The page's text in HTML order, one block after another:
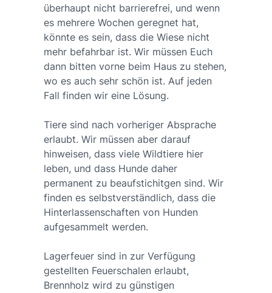
überhaupt nicht barrierefrei, und wenn
es mehrere Wochen geregnet hat,
könnte es sein, dass die Wiese nicht
mehr befahrbar ist. Wir müssen Euch
dann bitten vorne beim Haus zu stehen,
wo es auch sehr schön ist. Auf jeden
Fall finden wir eine Lösung.
Tiere sind nach vorheriger Absprache
erlaubt. Wir müssen aber darauf
hinweisen, dass viele Wildtiere hier
leben, und dass Hunde daher
permanent zu beaufstichitgen sind. Wir
finden es selbstverständlich, dass die
Hinterlassenschaften von Hunden
aufgesammelt werden.
Lagerfeuer sind in zur Verfügung
gestellten Feuerschalen erlaubt,
Brennholz wird zu günstigen